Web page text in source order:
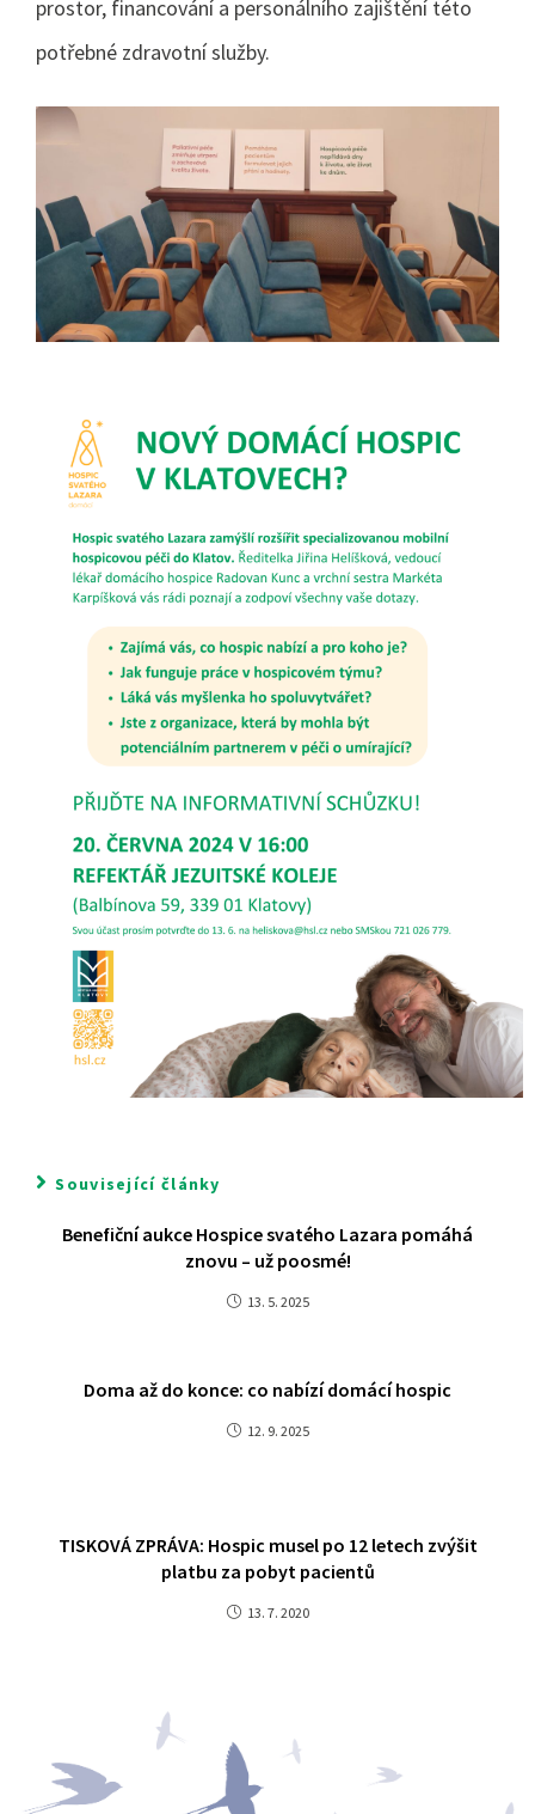
prostor, financování a personálního zajištění této
potřebné zdravotní služby.
Související články
Benefiční aukce Hospice svatého Lazara pomáhá
znovu – už poosmé!
13. 5. 2025
Doma až do konce: co nabízí domácí hospic
12. 9. 2025
TISKOVÁ ZPRÁVA: Hospic musel po 12 letech zvýšit
platbu za pobyt pacientů
13. 7. 2020